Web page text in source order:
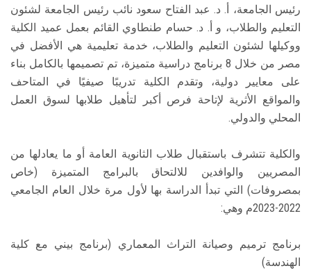
رئيس الجامعة، أ. د. عبد الفتاح سعود نائب رئيس الجامعة لشئون
التعليم والطلاب، و أ. د. حسام طنطاوي القائم بعمل عميد الكلية
ووكيلها لشئون التعليم والطلاب، خدمة تعليمية هي الأفضل في
مصر من خلال 8 برنامج دراسية متميزة، تم تصميمها بالكامل بناء
على معايير دولية، وتقدم الكلية تدريبًا صيفيًا في المتاحف
والمواقع الأثرية لإتاحة فرص أكبر لتأهيل طلابها لسوق العمل
المحلي والدولي.
والكلية تتشرف باستقبال طلاب الثانوية العامة أو ما يعادلها من
المصريين والوافدين للالتحاق بالبرامج المتميزة (خاص
بمصروفات) التي تبدأ الدراسة بها لأول مرة خلال العام الجامعي
2022-2023م وهي:
برنامج ترميم وصيانة التراث المعماري (برنامج بيني مع كلية
الهندسة)